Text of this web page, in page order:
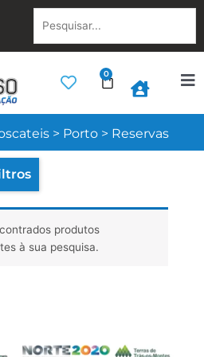
0
Cart
> Porto > Reservas
produtos
à sua pesquisa.